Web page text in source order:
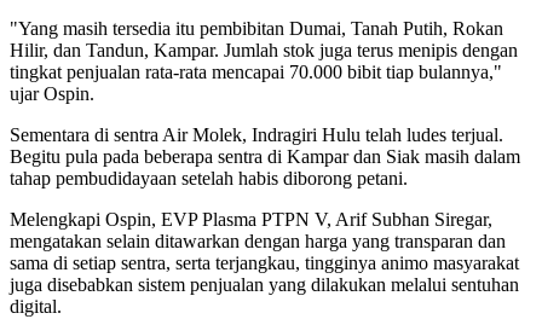
"Yang masih tersedia itu pembibitan Dumai, Tanah Putih, Rokan
Hilir, dan Tandun, Kampar. Jumlah stok juga terus menipis dengan
tingkat penjualan rata-rata mencapai 70.000 bibit tiap bulannya,"
ujar Ospin.
Sementara di sentra Air Molek, Indragiri Hulu telah ludes terjual.
Begitu pula pada beberapa sentra di Kampar dan Siak masih dalam
tahap pembudidayaan setelah habis diborong petani.
Melengkapi Ospin, EVP Plasma PTPN V, Arif Subhan Siregar,
mengatakan selain ditawarkan dengan harga yang transparan dan
sama di setiap sentra, serta terjangkau, tingginya animo masyarakat
juga disebabkan sistem penjualan yang dilakukan melalui sentuhan
digital.